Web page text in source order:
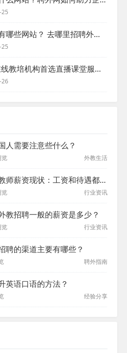
招聘外教有哪些网站？ 去哪里招聘外教？
ClassIn在线教培机构首选直播课堂服务商
26
人需要注意些什么？
览 外教生活
中国外籍教师薪资现状：工资和待遇都非常高
览 行业资讯
教招聘一般的薪资是多少？
览 行业资讯
聘的渠道主要有哪些？
聘外指南
英语口语的方法？
经验分享